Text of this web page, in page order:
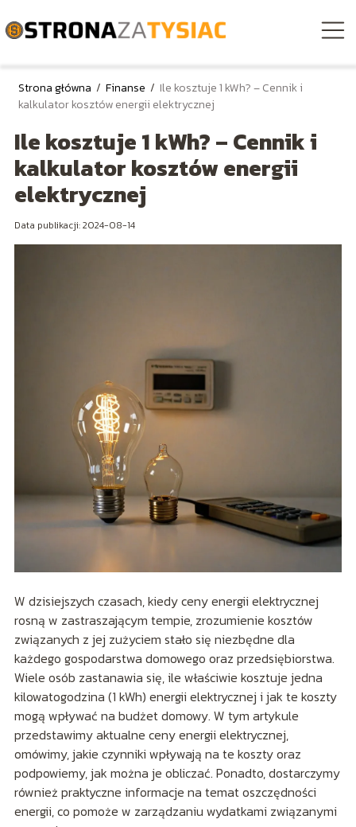
Strona główna / Finanse / Ile kosztuje 1 kWh? – Cennik i
kalkulator kosztów energii elektrycznej
Ile kosztuje 1 kWh? – Cennik i
kalkulator kosztów energii
elektrycznej
Data publikacji: 2024-08-14
W dzisiejszych czasach, kiedy ceny energii elektrycznej
rosną w zastraszającym tempie, zrozumienie kosztów
związanych z jej zużyciem stało się niezbędne dla
każdego gospodarstwa domowego oraz przedsiębiorstwa.
Wiele osób zastanawia się, ile właściwie kosztuje jedna
kilowatogodzina (1 kWh) energii elektrycznej i jak te koszty
mogą wpływać na budżet domowy. W tym artykule
przedstawimy aktualne ceny energii elektrycznej,
omówimy, jakie czynniki wpływają na te koszty oraz
podpowiemy, jak można je obliczać. Ponadto, dostarczymy
również praktyczne informacje na temat oszczędności
energii, co pomoże w zarządzaniu wydatkami związanymi